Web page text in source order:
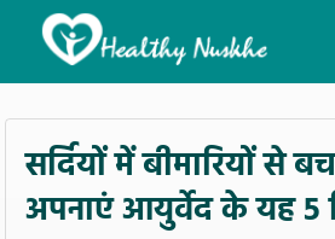
सर्दियों में बीमारियों से
अपनाएं आयुर्वेद के यह 5